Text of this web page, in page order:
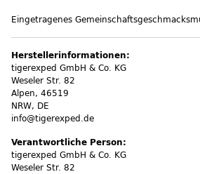
Eingetragenes
Herstellerinformationen:
tigerexped GmbH & Co. KG
Weseler Str. 82
Alpen, 46519
NRW, DE
info@tigerexped.de
Verantwortliche Person:
tigerexped GmbH & Co. KG
Weseler Str. 82